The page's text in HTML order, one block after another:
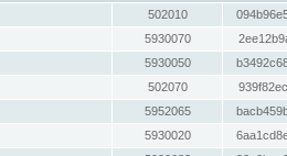
502010
5930070
5930050
502070
5952065
5930020